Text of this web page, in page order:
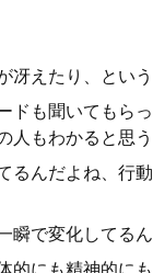
冴えたり、という
ドも聞いてもら
人もわかると思う
るんだよね、行
瞬で変化してるん